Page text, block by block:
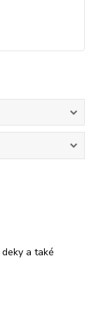
deky a také